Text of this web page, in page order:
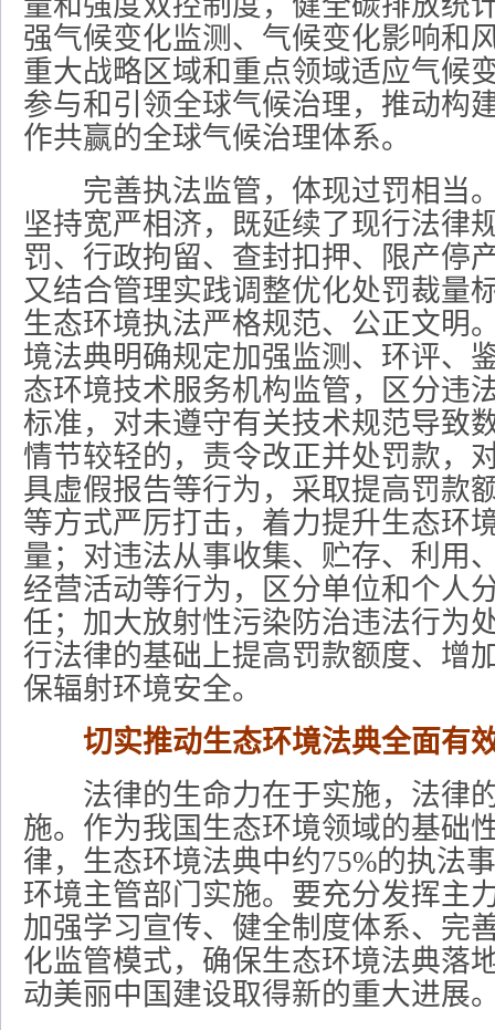
强气候变化监测、气候变化影响和
重大战略区域和重点领域适应气候
参与和引领全球气候治理，推动构
作共赢的全球气候治理体系。
完善执法监管，体现过罚相当
坚持宽严相济，既延续了现行法律
罚、行政拘留、查封扣押、限产停
又结合管理实践调整优化处罚裁量
生态环境执法严格规范、公正文明
境法典明确规定加强监测、环评、
态环境技术服务机构监管，区分违
标准，对未遵守有关技术规范导致
情节较轻的，责令改正并处罚款，
具虚假报告等行为，采取提高罚款
等方式严厉打击，着力提升生态环
量；对违法从事收集、贮存、利用
经营活动等行为，区分单位和个人
任；加大放射性污染防治违法行为
行法律的基础上提高罚款额度、增
保辐射环境安全。
切实推动生态环境法典全面有
法律的生命力在于实施，法律
施。作为我国生态环境领域的基础
律，生态环境法典中约75%的执法
环境主管部门实施。要充分发挥主
加强学习宣传、健全制度体系、完
化监管模式，确保生态环境法典落
动美丽中国建设取得新的重大进展